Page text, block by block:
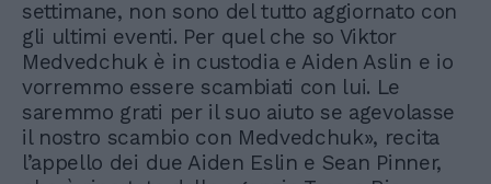
settimane, non sono del tutto aggiornato con
gli ultimi eventi. Per quel che so Viktor
Medvedchuk è in custodia e Aiden Aslin e io
vorremmo essere scambiati con lui. Le
saremmo grati per il suo aiuto se agevolasse
il nostro scambio con Medvedchuk», recita
l’appello dei due Aiden Eslin e Sean Pinner,